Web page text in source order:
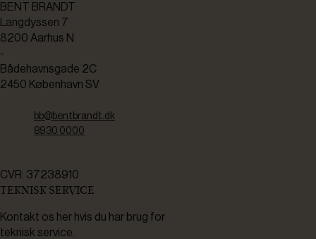
BENT BRANDT
Langdyssen 7
8200 Aarhus N
-
Bådehavnsgade 2C
2450 København SV
bb@bentbrandt.dk
8930 0000
CVR: 37238910
TEKNISK SERVICE
Kontakt os her hvis du har brug for
teknisk service.